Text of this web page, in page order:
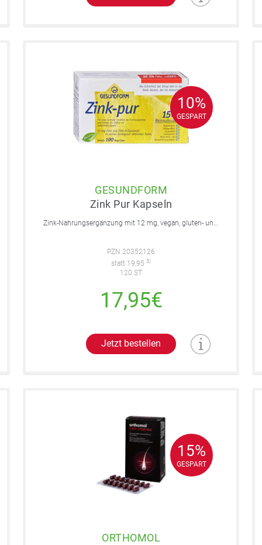
10%
GESPART
10%
GESPART
GESUNDFORM
Zink Pur Kapseln
Zink-Nahrungsergänzung mit 12 mg, vegan, gluten- und laktosefrei.
PZN 20352126
statt 19,95 3)
120 ST
17,95€
Jetzt bestellen
15%
GESPART
15%
GESPART
ORTHOMOL